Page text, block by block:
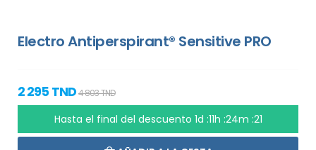
Electro Antiperspirant® Sensitive PRO
2 295 TND4 803 TND
Hasta el final del descuento 1d :11h :24m :20